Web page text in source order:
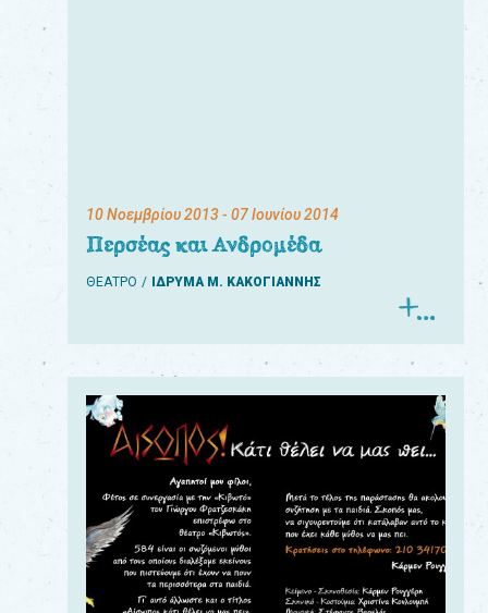
10 Νοεμβρίου 2013- 07 Ιουνίου 2014
Περσέας και Ανδρομέδα
ΘΕΑΤΡΟ ΙΔΡΥΜΑ Μ. ΚΑΚΟΓΙΑΝΝΗΣ